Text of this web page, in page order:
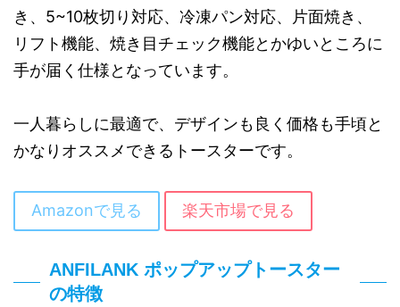
き、5~10枚切り対応、冷凍パン対応、片面焼き、
リフト機能、焼き目チェック機能とかゆいところに
手が届く仕様となっています。
一人暮らしに最適で、デザインも良く価格も手頃と
かなりオススメできるトースターです。
Amazonで見る 楽天市場で見る
ANFILANK ポップアップトースター
の特徴